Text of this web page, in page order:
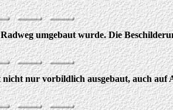
umgebaut wurde. Die
nur vorbildlich ausgebaut, auch auf